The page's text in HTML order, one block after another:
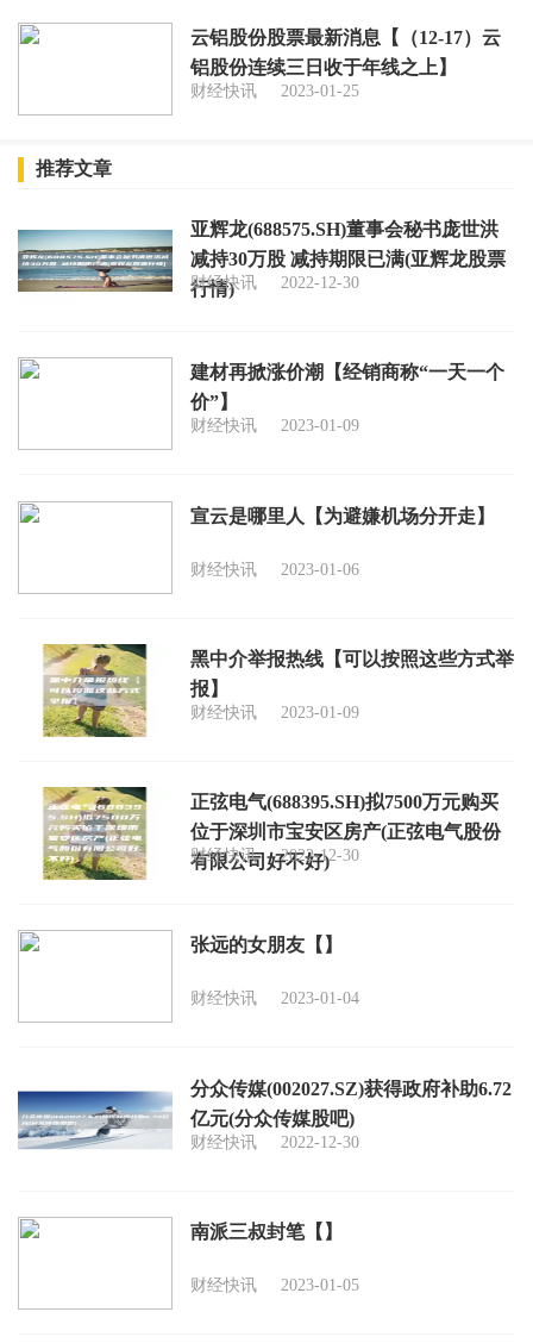
云铝股份股票最新消息【（12-17）云
铝股份连续三日收于年线之上】
财经快讯 2023-01-25
推荐文章
亚辉龙(688575.SH)董事会秘书庞世洪
减持30万股 减持期限已满(亚辉龙股票
行情)
财经快讯 2022-12-30
建材再掀涨价潮【经销商称“一天一个
价”】
财经快讯 2023-01-09
宣云是哪里人【为避嫌机场分开走】
财经快讯 2023-01-06
黑中介举报热线【可以按照这些方式举
报】
财经快讯 2023-01-09
正弦电气(688395.SH)拟7500万元购买
位于深圳市宝安区房产(正弦电气股份
有限公司好不好)
财经快讯 2022-12-30
张远的女朋友【】
财经快讯 2023-01-04
分众传媒(002027.SZ)获得政府补助6.72
亿元(分众传媒股吧)
财经快讯 2022-12-30
南派三叔封笔【】
财经快讯 2023-01-05